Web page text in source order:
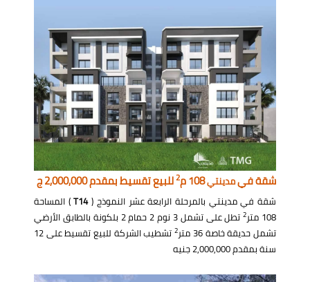
شقة فيمدينتي108 م 2للبيع تقسيط بمقدم 2,000,000 ج
شقة في مدينتي بالمرحلة الرابعة عشر النموذج (T14) المساحة
108 متر
2
تطل على تشمل 3 نوم 2 حمام 2 بلكونة بالطابق الأرضي
تشمل حديقة خاصة 36 متر
2
تشطيب الشركة للبيع تقسيط على 12
سنة بمقدم 2,000,000 جنيه